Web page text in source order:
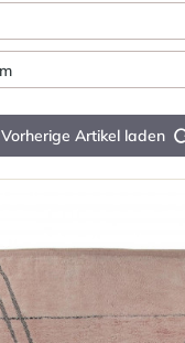
Vorherige Artikel laden